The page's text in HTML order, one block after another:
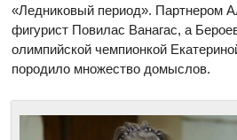
«Ледниковый период». Партнером
фигурист Повилас Ванагас, а
олимпийской чемпионкой
породило множество домыслов.